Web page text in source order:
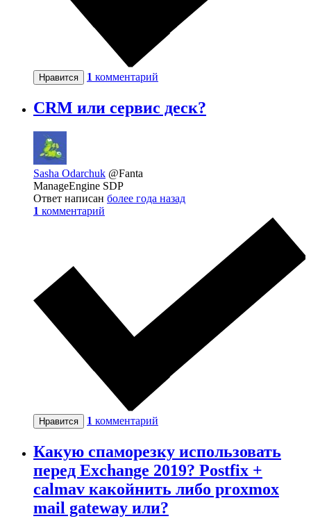
Нравится 1 комментарий
CRM или сервис деск?
Sasha Odarchuk @Fanta
ManageEngine SDP
Ответ написан более года назад
1 комментарий
Нравится 1 комментарий
Какую спаморезку использовать
перед Exchange 2019? Postfix +
calmav какойнить либо proxmox
mail gateway или?